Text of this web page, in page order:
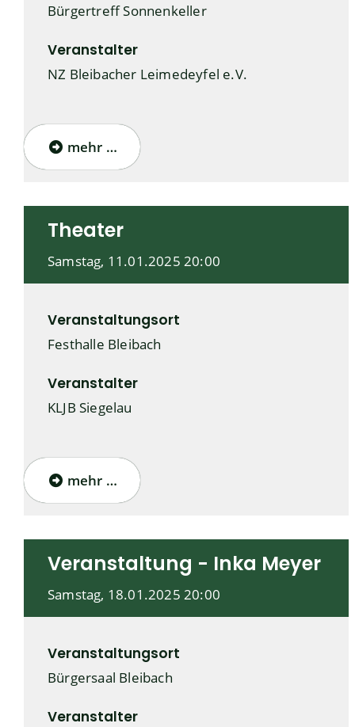
Bürgertreff Sonnenkeller
Veranstalter
NZ Bleibacher Leimedeyfel e.V.
mehr …
Theater
Samstag, 11.01.2025 20:00
Veranstaltungsort
Festhalle Bleibach
Veranstalter
KLJB Siegelau
mehr …
Veranstaltung - Inka Meyer
Samstag, 18.01.2025 20:00
Veranstaltungsort
Bürgersaal Bleibach
Veranstalter